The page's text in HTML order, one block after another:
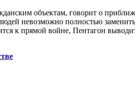
объектам, говорит о
невозможно полностью
к прямой войне, Пентагон